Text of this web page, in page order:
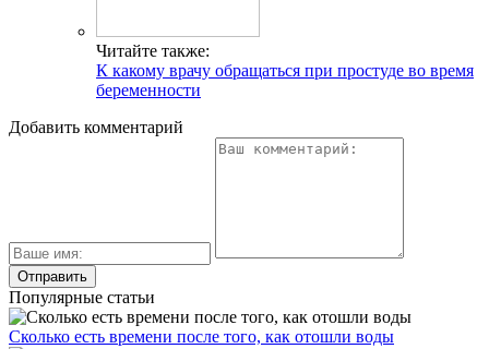
Читайте также:
К какому врачу обращаться при простуде во время
беременности
Добавить комментарий
Популярные статьи
Сколько есть времени после того, как отошли воды